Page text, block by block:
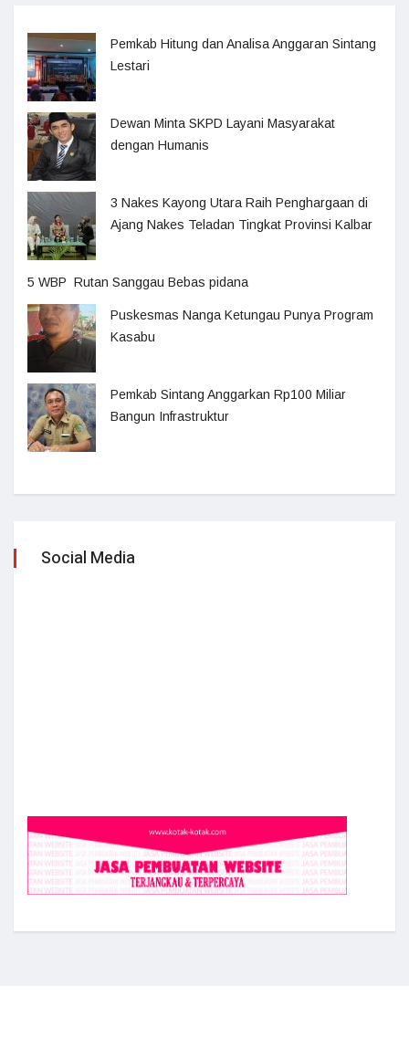
Pemkab Hitung dan Analisa Anggaran Sintang
Lestari
Dewan Minta SKPD Layani Masyarakat
dengan Humanis
3 Nakes Kayong Utara Raih Penghargaan di
Ajang Nakes Teladan Tingkat Provinsi Kalbar
5 WBP Rutan Sanggau Bebas pidana
Puskesmas Nanga Ketungau Punya Program
Kasabu
Pemkab Sintang Anggarkan Rp100 Miliar
Bangun Infrastruktur
Social Media